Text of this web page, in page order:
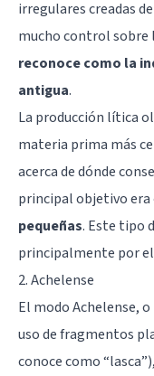
irregulares creadas
mucho control sobre
reconoce como la
antigua.
La producción lítica
materia prima más
acerca de dónde
principal objetivo
pequeñas. Este tipo
principalmente por
2. Achelense
El modo Achelense,
uso de fragmentos
conoce como